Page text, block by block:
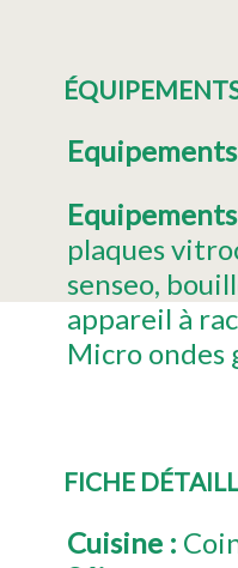
plaques
senseo
appareil à
Micro ondes
FICHE
Cuisine :